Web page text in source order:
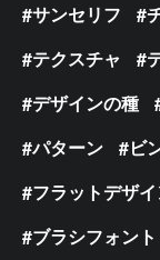
サンセリフ
テクスチャ
デザインの種
パターン
ビ
フラットデザ
ブラシフォント